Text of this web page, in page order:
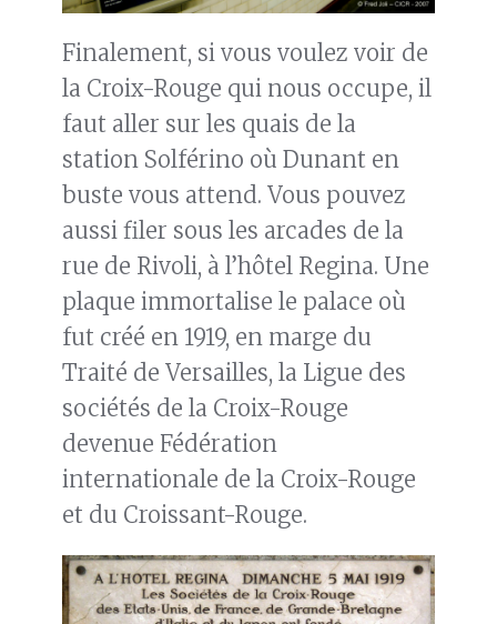
Finalement, si vous voulez voir de
la Croix-Rouge qui nous occupe, il
faut aller sur les quais de la
station Solférino où Dunant en
buste vous attend. Vous pouvez
aussi filer sous les arcades de la
rue de Rivoli, à l’hôtel Regina. Une
plaque immortalise le palace où
fut créé en 1919, en marge du
Traité de Versailles, la Ligue des
sociétés de la Croix-Rouge
devenue Fédération
internationale de la Croix-Rouge
et du Croissant-Rouge.